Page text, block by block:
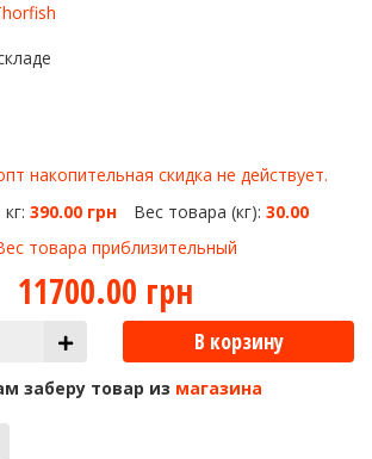
накопительная скидка не действует.
390.00 грн Вес товара (кг): 30.00
товара приблизительный
11700.00 грн
В корзину
заберу товар из магазина